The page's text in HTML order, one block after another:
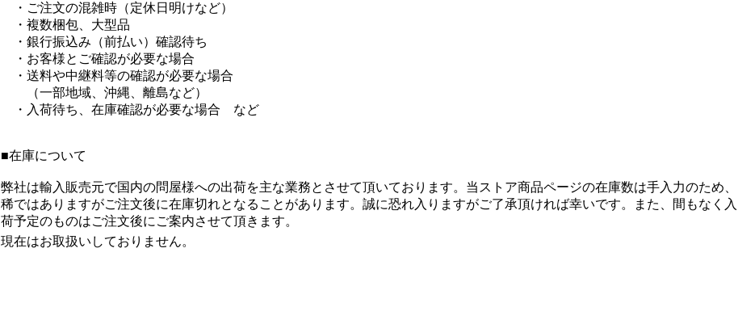
・ご注文の混雑時（定休日明けなど）
・複数梱包、大型品
・銀行振込み（前払い）確認待ち
・お客様とご確認が必要な場合
・送料や中継料等の確認が必要な場合
（一部地域、沖縄、離島など）
・入荷待ち、在庫確認が必要な場合 など
■在庫について
弊社は輸入販売元で国内の問屋様への出荷を主な業務とさせて頂いております。当ストア商品ページの在庫数は手入力のため、
稀ではありますがご注文後に在庫切れとなることがあります。誠に恐れ入りますがご了承頂ければ幸いです。また、間もなく入
荷予定のものはご注文後にご案内させて頂きます。
現在はお取扱いしておりません。